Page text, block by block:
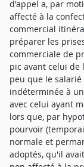
d'appel a, par
affecté à la
commercial
préparer les
commerciale de
pic avant celui
peu que le
indéterminée à
avec celui ayant
lors que, par
pourvoir
normale et
adoptés, qu'il